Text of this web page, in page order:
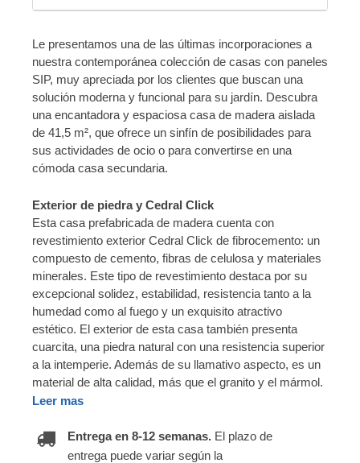
Le presentamos una de las últimas incorporaciones a
nuestra contemporánea colección de casas con paneles
SIP, muy apreciada por los clientes que buscan una
solución moderna y funcional para su jardín. Descubra
una encantadora y espaciosa casa de madera aislada
de 41,5 m², que ofrece un sinfín de posibilidades para
sus actividades de ocio o para convertirse en una
cómoda casa secundaria.
Exterior de piedra y Cedral Click
Esta casa prefabricada de madera cuenta con
revestimiento exterior Cedral Click de fibrocemento: un
compuesto de cemento, fibras de celulosa y materiales
minerales. Este tipo de revestimiento destaca por su
excepcional solidez, estabilidad, resistencia tanto a la
humedad como al fuego y un exquisito atractivo
estético. El exterior de esta casa también presenta
cuarcita, una piedra natural con una resistencia superior
a la intemperie. Además de su llamativo aspecto, es un
material de alta calidad, más que el granito y el mármol.
Leer mas
Entrega en 8-12 semanas. El plazo de
entrega puede variar según la